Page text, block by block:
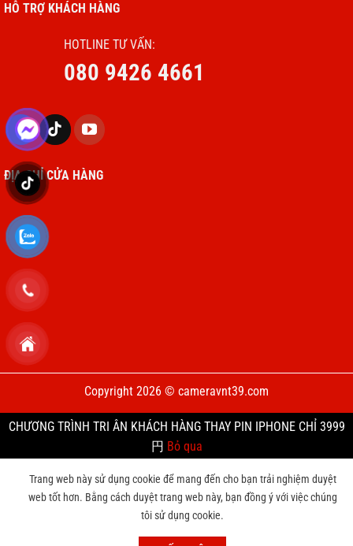
HỖ TRỢ KHÁCH HÀNG
HOTLINE TƯ VẤN:
080 9426 4661
ĐỊA CHỈ CỬA HÀNG
Copyright 2026 © cameravnt39.com
CHƯƠNG TRÌNH TRI ÂN KHÁCH HÀNG THAY PIN IPHONE CHỈ 3999
円 Bỏ qua
Trang web này sử dụng cookie để mang đến cho bạn trải nghiệm duyệt
web tốt hơn. Bằng cách duyệt trang web này, bạn đồng ý với việc chúng
tôi sử dụng cookie.